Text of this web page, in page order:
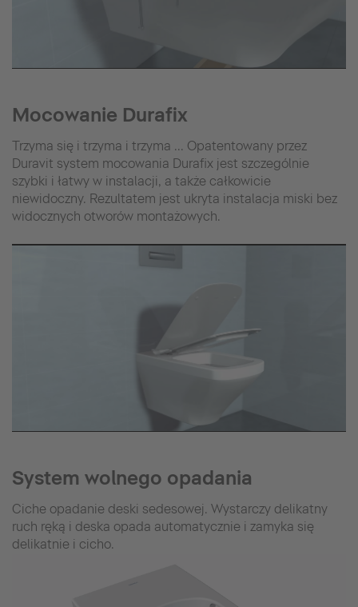
Mocowanie Durafix
Trzyma się i trzyma i trzyma ... Opatentowany przez
Duravit system mocowania Durafix jest szczególnie
szybki i łatwy w instalacji, a także całkowicie
niewidoczny. Rezultatem jest ukryta instalacja miski bez
widocznych otworów montażowych.
System wolnego opadania
Ciche opadanie deski sedesowej. Wystarczy delikatny
ruch ręką i deska opada automatycznie i zamyka się
delikatnie i cicho.